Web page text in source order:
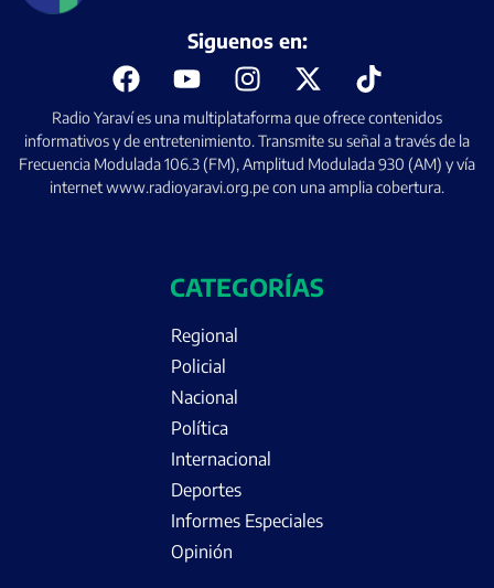
Radio Yaraví es una multiplataforma que ofrece contenidos
informativos y de entretenimiento. Transmite su señal a través de la
Frecuencia Modulada 106.3 (FM), Amplitud Modulada 930 (AM) y vía
internet www.radioyaravi.org.pe con una amplia cobertura.
Siguenos en:
CATEGORÍAS
Regional
Policial
Nacional
Política
Internacional
Deportes
Informes Especiales
Opinión